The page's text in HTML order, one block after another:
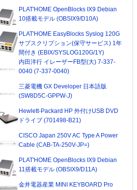
PLAT'HOME OpenBlocks IX9 Debian
10搭載モデル (OBSIX9/D10A)
PLAT'HOME EasyBlocks Syslog 120G
サブスクリプション(保守サービス) 1年
間付き (EBIX/SYSLOG120G/1Y)
内田洋行 イレーザーFB型(大) 7-337-
0040 (7-337-0040)
三菱電機 GX Developer 日本語版
(SW8D5C-GPPW-J)
Hewlett-Packard HP 外付けUSB DVD
ドライブ (701498-B21)
CISCO Japan 250V AC Type A Power
Cable (CAB-TA-250V-JP=)
PLAT'HOME OpenBlocks IX9 Debian
11搭載モデル (OBSIX9/D11A)
金井電器産業 MINI KEYBOARD Pro